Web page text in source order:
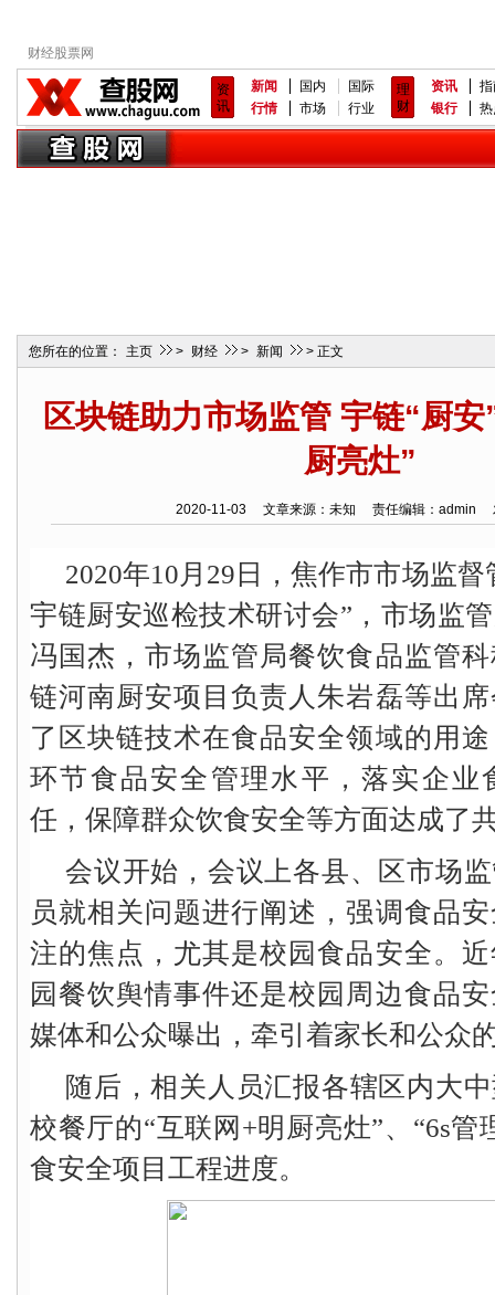
财经股票网
资
讯
新闻 国内
国际
行情
市场 行业
理
财
资讯
银行
您所在的位置： 主页 > 财经 > 新闻 > 正文
区块链助力市场监管 宇链“厨
厨亮灶”
2020-11-03 文章来源：未知 责任编辑：admin
2020年10月29日，焦作市市场监
宇链厨安巡检技术研讨会”，市场监
冯国杰，市场监管局餐饮食品监管
链河南厨安项目负责人朱岩磊等出
了区块链技术在食品安全领域的用
环节食品安全管理水平，落实企业
任，保障群众饮食安全等方面达成了
会议开始，会议上各县、区市场
员就相关问题进行阐述，强调食品
注的焦点，尤其是校园食品安全。
园餐饮舆情事件还是校园周边食品
媒体和公众曝出，牵引着家长和公众
随后，相关人员汇报各辖区内大
校餐厅的“互联网+明厨亮灶”、“6s管
食安全项目工程进度。